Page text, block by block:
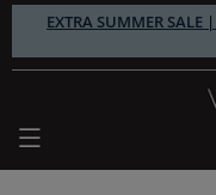
EXTRA SUMMER